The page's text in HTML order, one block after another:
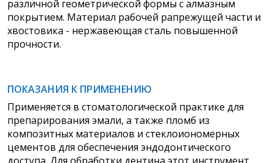
различной геометрической формы с алмазным
покрытием. Материал рабочей рапрежущей части и
хвостовика - нержавеющая сталь повышенной
прочности.
ПОКАЗАНИЯ К ПРИМЕНЕНИЮ
Применяется в стоматологической практике для
препарирования эмали, а также пломб из
композитных материалов и стеклоиономерных
цементов для обеспечения эндодонтического